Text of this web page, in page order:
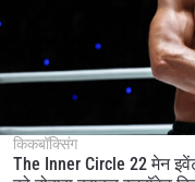
किकबॉक्सिंग
The Inner Circle 22 मेन